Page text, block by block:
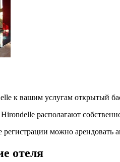
к вашим услугам открытый
располагают
регистрации можно
отеля